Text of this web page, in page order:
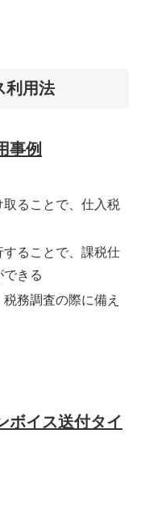
利用法
事例
ることで、仕入税
ることで、課税仕
きる
務調査の際に備え
ボイス送付タイ